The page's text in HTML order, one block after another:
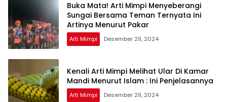
Buka Mata! Arti Mimpi Menyeberangi
Sungai Bersama Teman Ternyata Ini
Artinya Menurut Pakar
Arti Mimpi Desember 29, 2024
Kenali Arti Mimpi Melihat Ular Di Kamar
Mandi Menurut Islam : Ini Penjelasannya
Arti Mimpi Desember 29, 2024